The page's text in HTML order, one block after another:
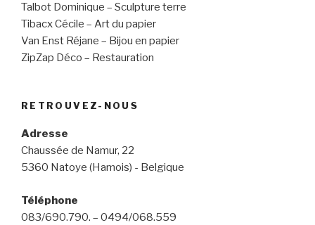
Talbot Dominique – Sculpture terre
Tibacx Cécile – Art du papier
Van Enst Réjane – Bijou en papier
ZipZap Déco – Restauration
RETROUVEZ-NOUS
Adresse
Chaussée de Namur, 22
5360 Natoye (Hamois) - Belgique
Téléphone
083/690.790. – 0494/068.559